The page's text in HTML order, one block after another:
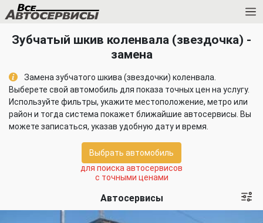
Зубчатый шкив коленвала (звездочка) -
замена
Замена зубчатого шкива (звездочки) коленвала.
Выберете свой автомобиль для показа точных цен на услугу.
Используйте фильтры, укажите местоположение, метро или
район и тогда система покажет ближайшие автосервисы. Вы
можете записаться, указав удобную дату и время.
Выбрать автомобиль
для поиска автосервисов
с точными ценами
Автосервисы